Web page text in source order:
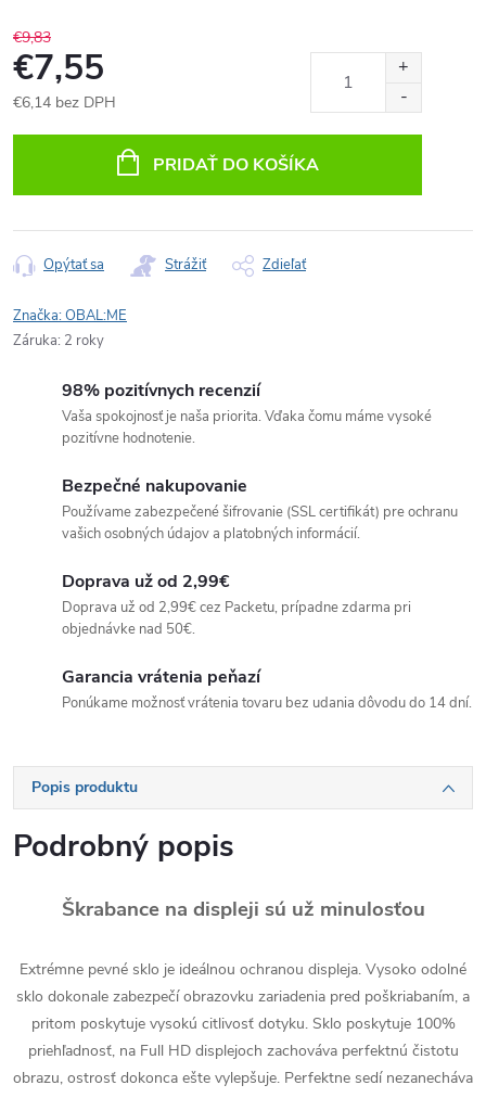
€9,83
€7,55
€6,14 bez DPH
PRIDAŤ DO KOŠÍKA
Opýtať sa Strážiť Zdieľať
Značka:OBAL:ME
Záruka: 2 roky
98% pozitívnych recenzií
Vaša spokojnosť je naša priorita. Vďaka čomu máme vysoké
pozitívne hodnotenie.
Bezpečné nakupovanie
Používame zabezpečené šifrovanie (SSL certifikát) pre ochranu
vašich osobných údajov a platobných informácií.
Doprava už od 2,99€
Doprava už od 2,99€ cez Packetu, prípadne zdarma pri
objednávke nad 50€.
Garancia vrátenia peňazí
Ponúkame možnosť vrátenia tovaru bez udania dôvodu do 14 dní.
Popis produktu
Podrobný popis
Škrabance na displeji sú už minulosťou
Extrémne pevné sklo je ideálnou ochranou displeja. Vysoko odolné
sklo dokonale zabezpečí obrazovku zariadenia pred poškriabaním, a
pritom poskytuje vysokú citlivosť dotyku. Sklo poskytuje 100%
priehľadnosť, na Full HD displejoch zachováva perfektnú čistotu
obrazu, ostrosť dokonca ešte vylepšuje. Perfektne sedí nezanecháva